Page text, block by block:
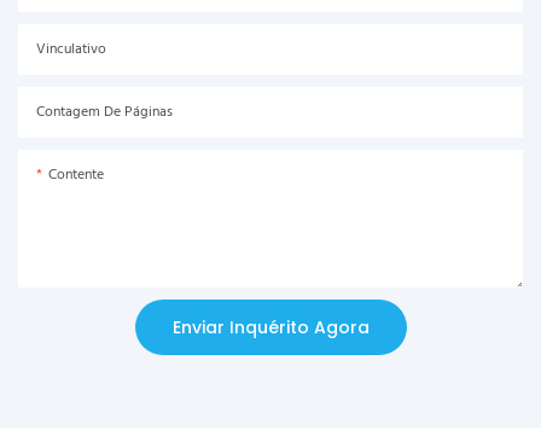
Vinculativo
Contagem De Páginas
Contente
Enviar Inquérito Agora